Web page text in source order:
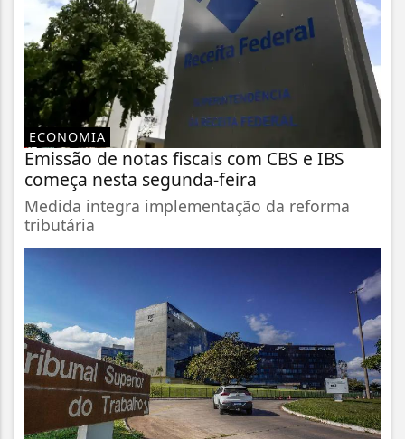
ECONOMIA
Emissão de notas fiscais com CBS e IBS
começa nesta segunda-feira
Medida integra implementação da reforma
tributária